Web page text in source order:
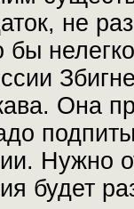
не
бы
Она
Нужно
будет